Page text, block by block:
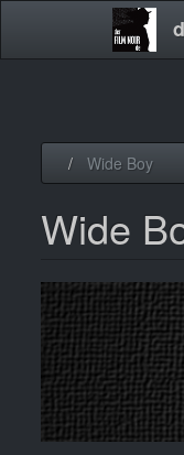
Main
Wide Boy
Wide